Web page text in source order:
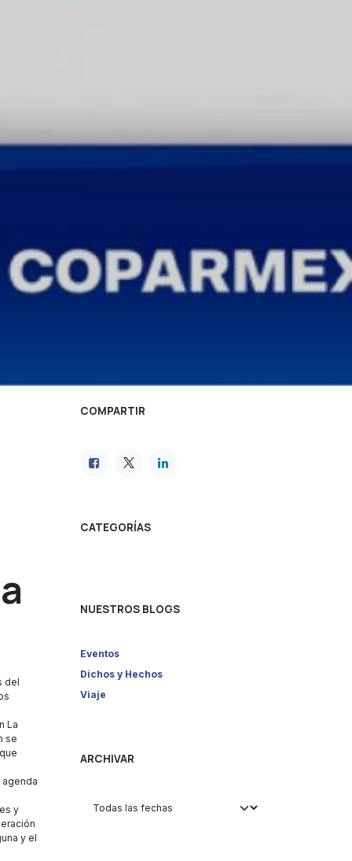
del
La
se
agenda
y
y el
COMPARTIR
CATEGORÍAS
NUESTROS BLOGS
Eventos
Dichos y Hechos
Viaje
ARCHIVAR